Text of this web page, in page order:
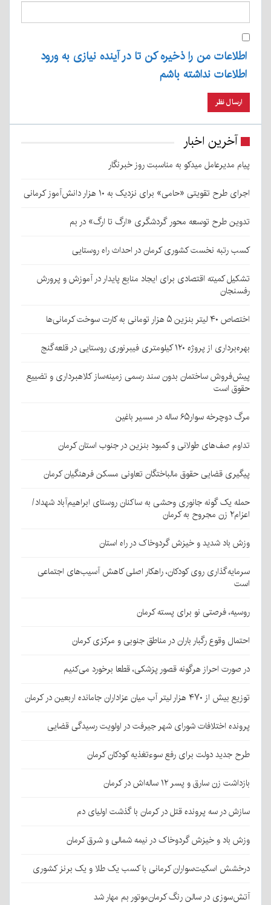
اطلاعات من را ذخیره کن تا در آینده نیازی به ورود
اطلاعات نداشته باشم
آخرین اخبار
پیام مدیرعامل میدکو به مناسبت روز خبرنگار
اجرای طرح تقویتی «حامی» برای نزدیک به ۱۰ هزار دانش‌آموز کرمانی
تدوین طرح توسعه محور گردشگری «ارگ تا ارگ» در بم
کسب رتبه نخست کشوری کرمان در احداث راه روستایی
تشکیل کمیته اقتصادی برای ایجاد منابع پایدار در آموزش و پرورش
رفسنجان
اختصاص ۴۰ لیتر بنزین ۵ هزار تومانی به کارت سوخت کرمانی‌ها
بهره‌برداری از پروژه ۱۲۰ کیلومتری فیبرنوری روستایی در قلعه‌گنج
پیش‌فروش ساختمان بدون سند رسمی زمینه‌ساز کلاهبرداری و تضییع
حقوق است
مرگ دوچرخه سوار۶۵ ساله در مسیر باغین
تداوم صف‌های طولانی و کمبود بنزین در جنوب استان کرمان
پیگیری قضایی حقوق مالباختگان تعاونی مسکن فرهنگیان کرمان
حمله یک گونه جانوری وحشی به ساکنان روستای ابراهیم‌آباد شهداد/
اعزام۲ زن مجروح به کرمان
وزش باد شدید و خیزش گردوخاک در راه استان
سرمایه‌گذاری روی کودکان، راهکار اصلی کاهش آسیب‌های اجتماعی
است
روسیه، فرصتی نو برای پسته کرمان
احتمال وقوع رگبار باران در مناطق جنوبی و مرکزی کرمان
در صورت احراز هرگونه قصور پزشکی، قطعا برخورد می‌کنیم
توزیع بیش از ۴۷۰ هزار لیتر آب میان عزاداران جامانده اربعین در کرمان
پرونده اختلافات شورای شهر جیرفت در اولویت رسیدگی قضایی
طرح جدید دولت برای رفع سوءتغذیه کودکان کرمان
بازداشت زن سارق و پسر ۱۲ ساله‌اش در کرمان
سازش در سه پرونده قتل در کرمان با گذشت اولیای دم
وزش باد و خیزش گردوخاک در نیمه شمالی و شرق کرمان
درخشش اسکیت‌سواران کرمانی با کسب یک طلا و یک برنز کشوری
آتش‌سوزی در سالن رنگ کرمان‌موتور بم مهار شد